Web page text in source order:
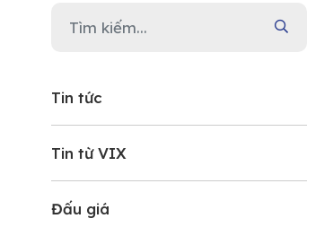
Tin tức
Tin từ VIX
Đấu giá